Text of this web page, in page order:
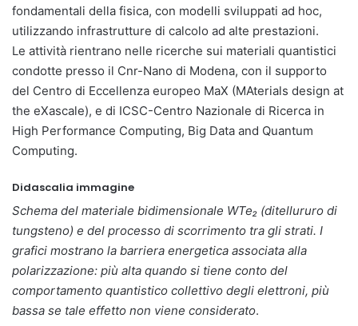
fondamentali della fisica, con modelli sviluppati ad hoc,
utilizzando infrastrutture di calcolo ad alte prestazioni.
Le attività rientrano nelle ricerche sui materiali quantistici
condotte presso il Cnr-Nano di Modena, con il supporto
del Centro di Eccellenza europeo MaX (MAterials design at
the eXascale), e di ICSC-Centro Nazionale di Ricerca in
High Performance Computing, Big Data and Quantum
Computing.
Didascalia immagine
Schema del materiale bidimensionale WTe₂ (ditellururo di
tungsteno) e del processo di scorrimento tra gli strati. I
grafici mostrano la barriera energetica associata alla
polarizzazione: più alta quando si tiene conto del
comportamento quantistico collettivo degli elettroni, più
bassa se tale effetto non viene considerato.